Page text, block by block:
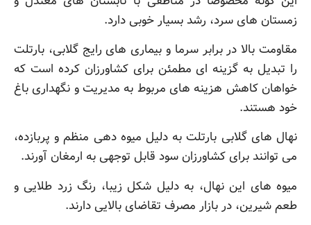
زمستان های سرد، رشد بسیار خوبی دارد.
مقاومت بالا در برابر سرما و بیماری های رایج گلابی، بارتلت
را تبدیل به گزینه ای مطمئن برای کشاورزان کرده است که
خواهان کاهش هزینه های مربوط به مدیریت و نگهداری باغ
خود هستند.
نهال های گلابی بارتلت به دلیل میوه دهی منظم و پربازده،
می توانند برای کشاورزان سود قابل توجهی به ارمغان آورند.
میوه های این نهال، به دلیل شکل زیبا، رنگ زرد طلایی و
طعم شیرین، در بازار مصرف تقاضای بالایی دارند.